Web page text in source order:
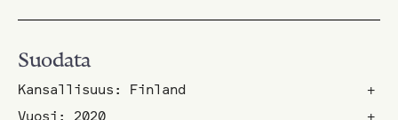
Suodata
Kansallisuus: Finland
+
Vuosi: 2020
+